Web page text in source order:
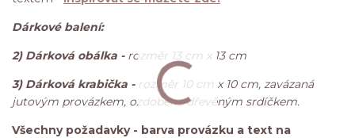
Dárkové balení:
2) Dárková obálka -rozměr 13 cm x 13 cm
3) Dárková krabička - rozměr 10 cm x 10 cm, zavázaná
jutovým provázkem, ozdobena dřevěným srdíčkem.
Všechny požadavky - barva provázku a text na